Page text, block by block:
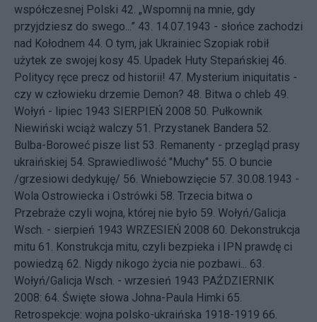
współczesnej Polski 42. „Wspomnij na mnie, gdy
przyjdziesz do swego...” 43. 14.07.1943 - słońce zachodzi
nad Kołodnem 44. O tym, jak Ukrainiec Szopiak robił
użytek ze swojej kosy 45. Upadek Huty Stepańskiej 46.
Politycy ręce precz od historii! 47. Mysterium iniquitatis -
czy w człowieku drzemie Demon? 48. Bitwa o chleb 49.
Wołyń - lipiec 1943 SIERPIEŃ 2008 50. Pułkownik
Niewiński wciąż walczy 51. Przystanek Bandera 52.
Bulba-Boroweć pisze list 53. Remanenty - przegląd prasy
ukraińskiej 54. Sprawiedliwość "Muchy" 55. O buncie
/grzesiowi dedykuję/ 56. Wniebowzięcie 57. 30.08.1943 -
Wola Ostrowiecka i Ostrówki 58. Trzecia bitwa o
Przebraże czyli wojna, której nie było 59. Wołyń/Galicja
Wsch. - sierpień 1943 WRZESIEŃ 2008 60. Dekonstrukcja
mitu 61.
Konstrukcja mitu, czyli bezpieka i IPN prawdę ci
powiedzą 62. Nigdy nikogo życia nie pozbawi...
63.
Wołyń/Galicja Wsch. - wrzesień 1943 PAŹDZIERNIK
2008: 64. Święte słowa Johna-Paula Himki 65.
Retrospekcje: wojna polsko-ukraińska 1918-1919 66.